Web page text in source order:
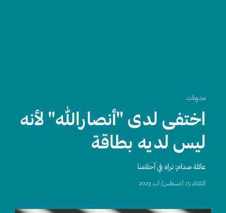
مدونات
اختفى لدى "أنصارالله" لأنه
ليس لديه بطاقة
عائلة صدام: نراه في أحلامنا
الثلاثاء, 15 أغسطس/ آب, 2023